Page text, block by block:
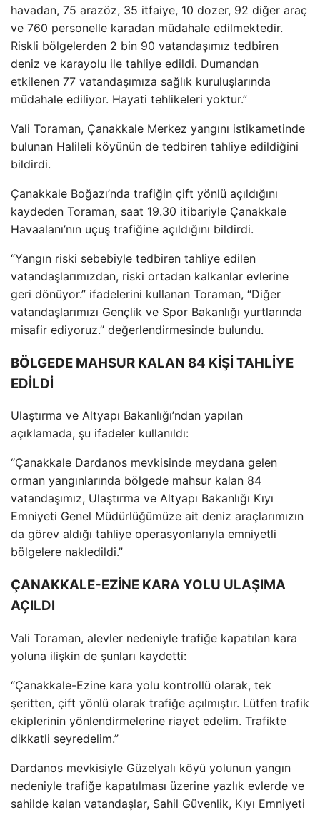
havadan, 75 arazöz, 35 itfaiye, 10 dozer, 92 diğer araç
ve 760 personelle karadan müdahale edilmektedir.
Riskli bölgelerden 2 bin 90 vatandaşımız tedbiren
deniz ve karayolu ile tahliye edildi. Dumandan
etkilenen 77 vatandaşımıza sağlık kuruluşlarında
müdahale ediliyor. Hayati tehlikeleri yoktur.”
Vali Toraman, Çanakkale Merkez yangını istikametinde
bulunan Halileli köyünün de tedbiren tahliye edildiğini
bildirdi.
Çanakkale Boğazı’nda trafiğin çift yönlü açıldığını
kaydeden Toraman, saat 19.30 itibariyle Çanakkale
Havaalanı’nın uçuş trafiğine açıldığını bildirdi.
“Yangın riski sebebiyle tedbiren tahliye edilen
vatandaşlarımızdan, riski ortadan kalkanlar evlerine
geri dönüyor.” ifadelerini kullanan Toraman, “Diğer
vatandaşlarımızı Gençlik ve Spor Bakanlığı yurtlarında
misafir ediyoruz.” değerlendirmesinde bulundu.
BÖLGEDE MAHSUR KALAN 84 KİŞİ TAHLİYE
EDİLDİ
Ulaştırma ve Altyapı Bakanlığı’ndan yapılan
açıklamada, şu ifadeler kullanıldı:
“Çanakkale Dardanos mevkisinde meydana gelen
orman yangınlarında bölgede mahsur kalan 84
vatandaşımız, Ulaştırma ve Altyapı Bakanlığı Kıyı
Emniyeti Genel Müdürlüğümüze ait deniz araçlarımızın
da görev aldığı tahliye operasyonlarıyla emniyetli
bölgelere nakledildi.”
ÇANAKKALE-EZİNE KARA YOLU ULAŞIMA
AÇILDI
Vali Toraman, alevler nedeniyle trafiğe kapatılan kara
yoluna ilişkin de şunları kaydetti:
“Çanakkale-Ezine kara yolu kontrollü olarak, tek
şeritten, çift yönlü olarak trafiğe açılmıştır. Lütfen trafik
ekiplerinin yönlendirmelerine riayet edelim. Trafikte
dikkatli seyredelim.”
Dardanos mevkisiyle Güzelyalı köyü yolunun yangın
nedeniyle trafiğe kapatılması üzerine yazlık evlerde ve
sahilde kalan vatandaşlar, Sahil Güvenlik, Kıyı Emniyeti